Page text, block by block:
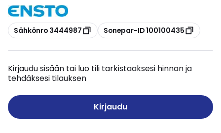
Kopioi
Sähkönro 3444987 Kopioi
Sonepar-ID 100100435
Kirjaudu sisään tai luo tili tarkistaaksesi hinnan ja
tehdäksesi tilauksen
Kirjaudu